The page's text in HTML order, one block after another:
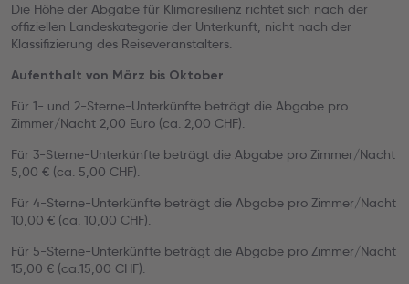
Die Höhe der Abgabe für Klimaresilienz richtet sich nach der
offiziellen Landeskategorie der Unterkunft, nicht nach der
Klassifizierung des Reiseveranstalters.
Aufenthalt von März bis Oktober
Für 1- und 2-Sterne-Unterkünfte beträgt die Abgabe pro
Zimmer/Nacht 2,00 Euro (ca. 2,00 CHF).
Für 3-Sterne-Unterkünfte beträgt die Abgabe pro Zimmer/Nacht
5,00 € (ca. 5,00 CHF).
Für 4-Sterne-Unterkünfte beträgt die Abgabe pro Zimmer/Nacht
10,00 € (ca. 10,00 CHF).
Für 5-Sterne-Unterkünfte beträgt die Abgabe pro Zimmer/Nacht
15,00 € (ca.15,00 CHF).